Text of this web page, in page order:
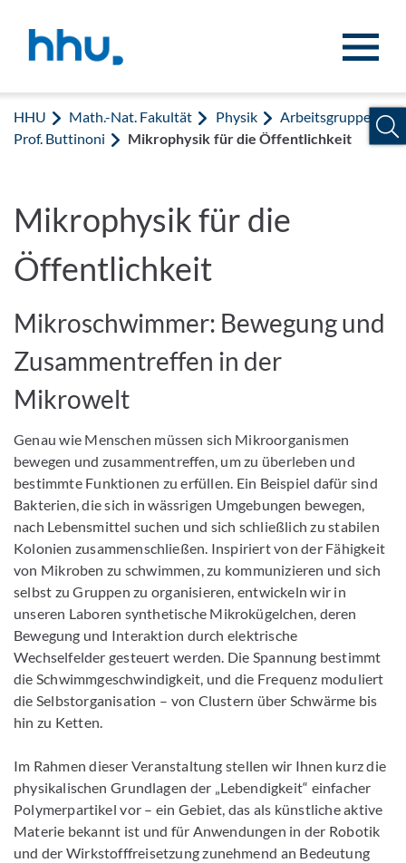
HHU Math.-Nat. Fakultät Physik
Arbeitsgruppe
Prof. Buttinoni
Mikrophysik für die Öffentlichkeit
Mikrophysik für die
Öffentlichkeit
Mikroschwimmer: Bewegung und
Zusammentreffen in der
Mikrowelt
Genau wie Menschen müssen sich Mikroorganismen
bewegen und zusammentreffen, um zu überleben und
bestimmte Funktionen zu erfüllen. Ein Beispiel dafür sind
Bakterien, die sich in wässrigen Umgebungen bewegen,
nach Lebensmittel suchen und sich schließlich zu stabilen
Kolonien zusammenschließen. Inspiriert von der Fähigkeit
von Mikroben zu schwimmen, zu kommunizieren und sich
selbst zu Gruppen zu organisieren, entwickeln wir in
unseren Laboren synthetische Mikrokügelchen, deren
Bewegung und Interaktion durch elektrische
Wechselfelder gesteuert werden. Die Spannung bestimmt
die Schwimmgeschwindigkeit, und die Frequenz moduliert
die Selbstorganisation – von Clustern über Schwärme bis
hin zu Ketten.
Im Rahmen dieser Veranstaltung stellen wir Ihnen kurz die
physikalischen Grundlagen der „Lebendigkeit“ einfacher
Polymerpartikel vor – ein Gebiet, das als künstliche aktive
Materie bekannt ist und für Anwendungen in der Robotik
und der Wirkstofffreisetzung zunehmend an Bedeutung